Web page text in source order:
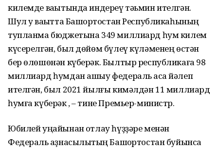
килемде ваҡытында индереү тәьмин ителгән.
Шул уҡ ваҡытта Башҡортостан Республикаһының
тупланма бюджетына 349 миллиард һум килем
күсерелгән, был дөйөм бүлеү күләменең өстән
бер өлөшөнән күберәк. Былтыр республикаға 98
миллиард һумдан ашыу федераль аҡса йәлеп
ителгән, был 2021 йылғы кимәлдән 11 миллиард
һумға күберәк , – тине Премьер-министр.
Юбилей уңайынан ҡотлау һүҙҙәре менән
Федераль ҡаҙнасылыҡтың Башҡортостан буйынса